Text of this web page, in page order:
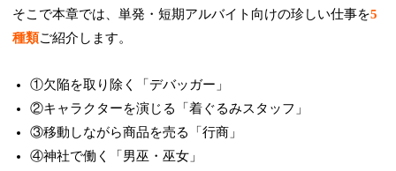
そこで本章では、単発・短期アルバイト向けの珍しい仕事を5
種類ご紹介します。
①欠陥を取り除く「デバッガー」
②キャラクターを演じる「着ぐるみスタッフ」
③移動しながら商品を売る「行商」
④神社で働く「男巫・巫女」